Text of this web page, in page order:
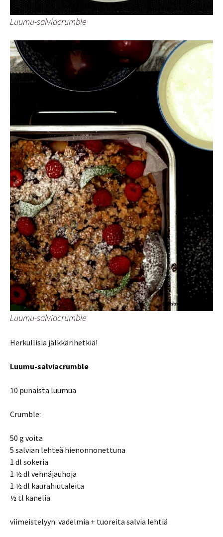
Luumu-salviacrumble
Luumu-salviacrumble
Herkullisia jälkkärihetkiä!
Luumu-salviacrumble
10 punaista luumua
Crumble:
50 g voita
5 salvian lehteä hienonnonettuna
1 dl sokeria
1 ½ dl vehnäjauhoja
1 ½ dl kaurahiutaleita
½ tl kanelia
viimeistelyyn: vadelmia + tuoreita salvia lehtiä